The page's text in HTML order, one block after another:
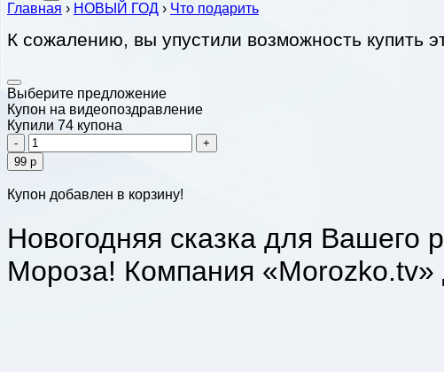
Главная › НОВЫЙ ГОД › Что подарить
К сожалению, вы упустили возможность купить
Выберите предложение
Купон на видеопоздравление
Купили 74 купона
-
+
99 р
Купон добавлен в корзину!
Новогодняя сказка для
Мороза! Компания «Morozko.tv»